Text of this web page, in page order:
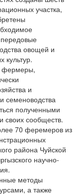
участка,
овощей и
культур.
фермеры,
и
семеноводства
полученными
своих сообществ.
70 феремеров из
района Чуйской
научно-
методы
а также